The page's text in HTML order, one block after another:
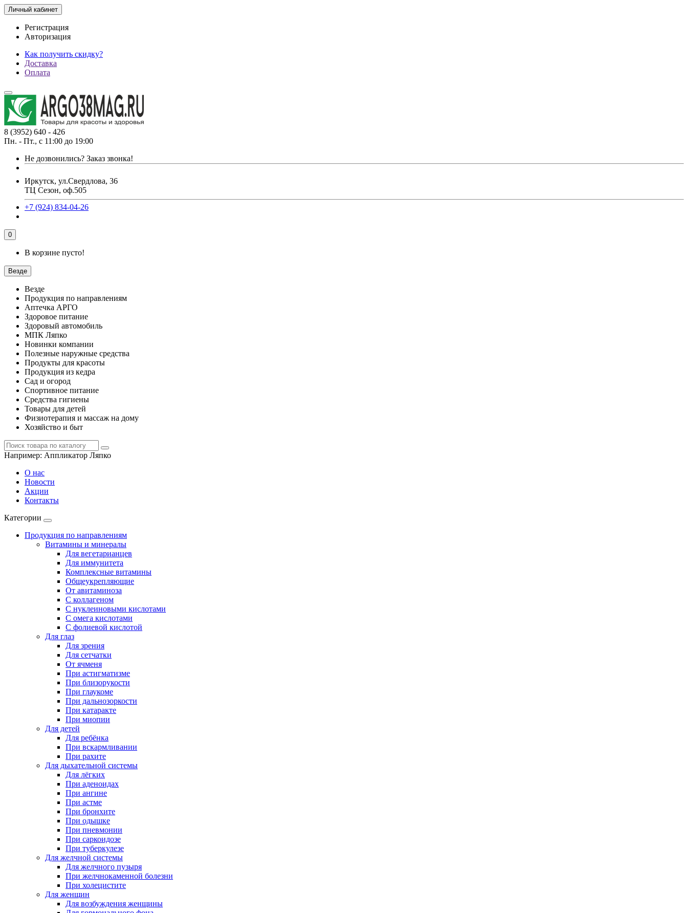
Личный кабинет
Регистрация
Авторизация
Как получить скидку?
Доставка
Оплата
8 (3952) 640 - 426
Пн. - Пт., с 11:00 до 19:00
Не дозвонились? Заказ звонка!
Иркутск, ул.Свердлова, 36
ТЦ Сезон, оф.505
+7 (924) 834-04-26
0
В корзине пусто!
Везде
Везде
Продукция по направлениям
Аптечка АРГО
Здоровое питание
Здоровый автомобиль
МПК Ляпко
Новинки компании
Полезные наружные средства
Продукты для красоты
Продукция из кедра
Сад и огород
Спортивное питание
Средства гигиены
Товары для детей
Физиотерапия и массаж на дому
Хозяйство и быт
Например: Аппликатор Ляпко
О нас
Новости
Акции
Контакты
Категории
Продукция по направлениям
Витамины и минералы
Для вегетарианцев
Для иммунитета
Комплексные витамины
Общеукрепляющие
От авитаминоза
С коллагеном
С нуклеиновыми кислотами
С омега кислотами
С фолиевой кислотой
Для глаз
Для зрения
Для сетчатки
От ячменя
При астигматизме
При близорукости
При глаукоме
При дальнозоркости
При катаракте
При миопии
Для детей
Для ребёнка
При вскармливании
При рахите
Для дыхательной системы
Для лёгких
При аденоидах
При ангине
При астме
При бронхите
При одышке
При пневмонии
При саркоидозе
При туберкулезе
Для желчной системы
Для желчного пузыря
При желчнокаменной болезни
При холецистите
Для женщин
Для возбуждения женщины